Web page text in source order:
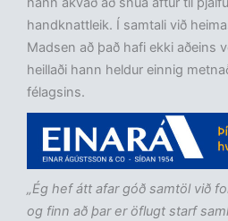
handknattleik. Í samtali við
Madsen að það hafi ekki aðeins
heillaði hann heldur einnig
félagsins.
„Ég hef átt afar góð samtöl við
og finn að þar er öflugt starf